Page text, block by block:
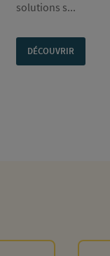
solutions s...
DÉCOUVRIR